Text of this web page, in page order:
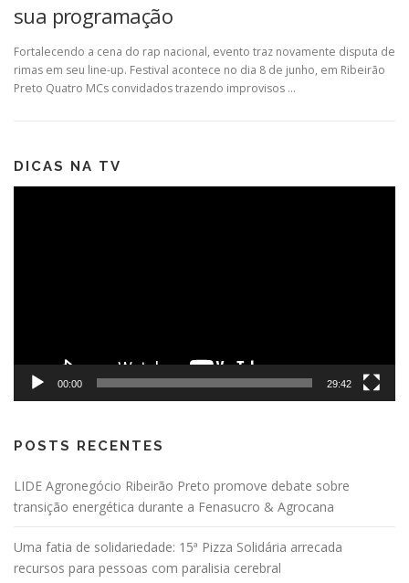
sua programação
Fortalecendo a cena do rap nacional, evento traz novamente disputa de
rimas em seu line-up. Festival acontece no dia 8 de junho, em Ribeirão
Preto Quatro MCs convidados trazendo improvisos …
DICAS NA TV
00:00 29:42
POSTS RECENTES
LIDE Agronegócio Ribeirão Preto promove debate sobre
transição energética durante a Fenasucro & Agrocana
Uma fatia de solidariedade: 15ª Pizza Solidária arrecada
recursos para pessoas com paralisia cerebral